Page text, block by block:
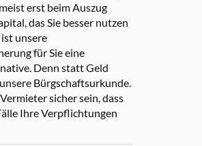
erst beim Auszug
das Sie besser nutzen
unsere
für Sie eine
Denn statt Geld
Bürgschaftsurkunde.
sicher sein, dass
Ihre Verpflichtungen